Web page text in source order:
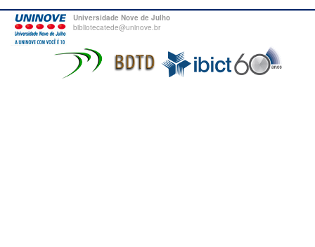
Universidade Nove de Julho
bibliotecatede@uninove.br